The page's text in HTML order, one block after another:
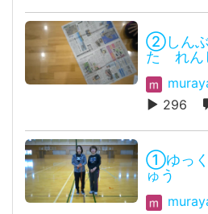
②しん
た れん
296
①ゆっ
ゅう